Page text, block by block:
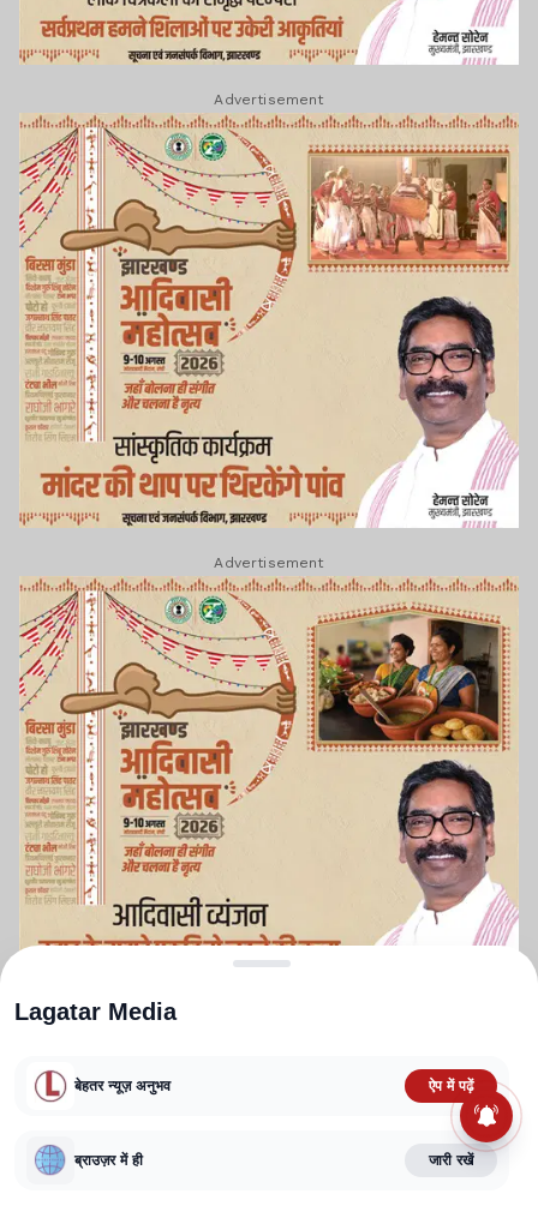
Advertisement
Advertisement
TERMS AND CONDITIONS
CORRECTIONS POLICY
FACT CHECKING POLICY
Lagatar Media Pvt. Ltd.
Lagatar Media
बेहतर न्यूज़ अनुभव ऐप में पढ़ें
ब्राउज़र में ही जारी रखें